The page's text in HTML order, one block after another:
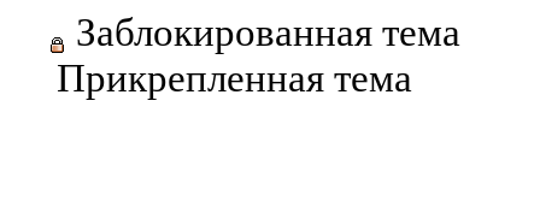
Заблокированная тема
Прикрепленная тема